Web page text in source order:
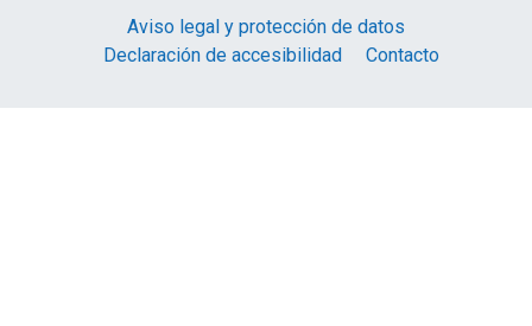
Aviso legal y protección de datos
Declaración de accesibilidad
Contacto